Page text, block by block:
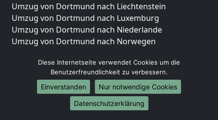
Umzug von Dortmund nach Liechtenstein
Umzug von Dortmund nach Luxemburg
Umzug von Dortmund nach Niederlande
Umzug von Dortmund nach Norwegen
Umzüge-Deutschlandweit
Umzug von Dortmund nach Berlin
Umzug von Dortmund nach Hamburg
Umzug von Dortmund nach München
Umzug von Dortmund nach Köln
Diese Internetseite verwendet Cookies um die
Benutzerfreundlichkeit zu verbessern.
Einverstanden
Nur notwendige Cookies
Datenschutzerklärung